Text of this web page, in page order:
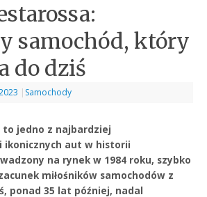
samochód, który
do dziś
| Samochody
to jedno z najbardziej
ikonicznych aut w historii
na rynek w 1984 roku, szybko
miłośników samochodów z
ponad 35 lat później, nadal